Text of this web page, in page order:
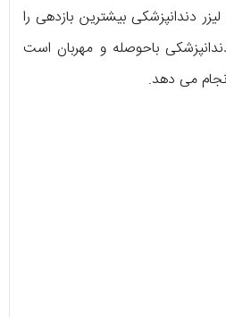
دندانپزشکی بیشترین بازدهی را
باحوصله و مهربان است
می دهد.